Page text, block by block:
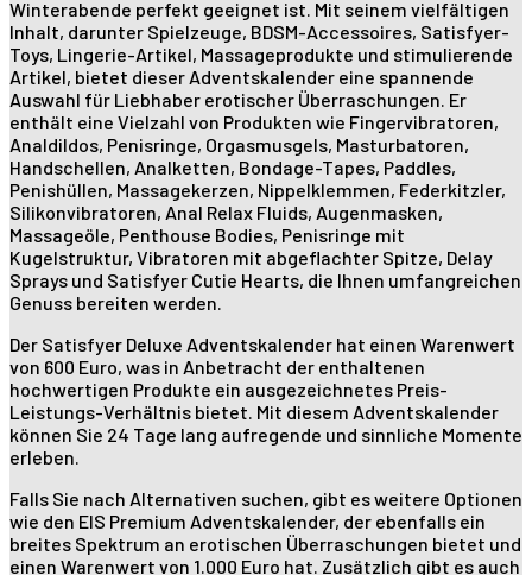
Winterabende perfekt geeignet ist. Mit seinem vielfältigen
Inhalt, darunter Spielzeuge, BDSM-Accessoires, Satisfyer-
Toys, Lingerie-Artikel, Massageprodukte und stimulierende
Artikel, bietet dieser Adventskalender eine spannende
Auswahl für Liebhaber erotischer Überraschungen. Er
enthält eine Vielzahl von Produkten wie Fingervibratoren,
Analdildos, Penisringe, Orgasmusgels, Masturbatoren,
Handschellen, Analketten, Bondage-Tapes, Paddles,
Penishüllen, Massagekerzen, Nippelklemmen, Federkitzler,
Silikonvibratoren, Anal Relax Fluids, Augenmasken,
Massageöle, Penthouse Bodies, Penisringe mit
Kugelstruktur, Vibratoren mit abgeflachter Spitze, Delay
Sprays und Satisfyer Cutie Hearts, die Ihnen umfangreichen
Genuss bereiten werden.
Der Satisfyer Deluxe Adventskalender hat einen Warenwert
von 600 Euro, was in Anbetracht der enthaltenen
hochwertigen Produkte ein ausgezeichnetes Preis-
Leistungs-Verhältnis bietet. Mit diesem Adventskalender
können Sie 24 Tage lang aufregende und sinnliche Momente
erleben.
Falls Sie nach Alternativen suchen, gibt es weitere Optionen
wie den EIS Premium Adventskalender, der ebenfalls ein
breites Spektrum an erotischen Überraschungen bietet und
einen Warenwert von 1.000 Euro hat. Zusätzlich gibt es auch